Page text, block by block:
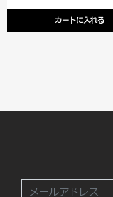
カートに入れる